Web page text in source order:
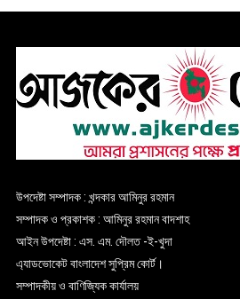
উপদেষ্টা সম্পাদক : খন্দকার আমিনুর রহমান
সম্পাদক ও প্রকাশক : আমিনুর রহমান বাদশাহ
আইন উপদেষ্টা : এস. এম. দৌলত -ই-খুদা
এ্যাডভোকেট বাংলাদেশ সুপ্রিম কোর্ট।
সম্পাদকীয় ও বাণিজ্যিক কার্যালয়